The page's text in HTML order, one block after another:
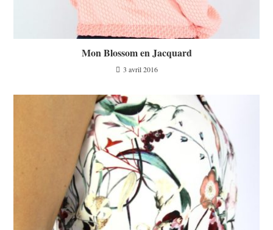
Mon Blossom en Jacquard
3 avril 2016